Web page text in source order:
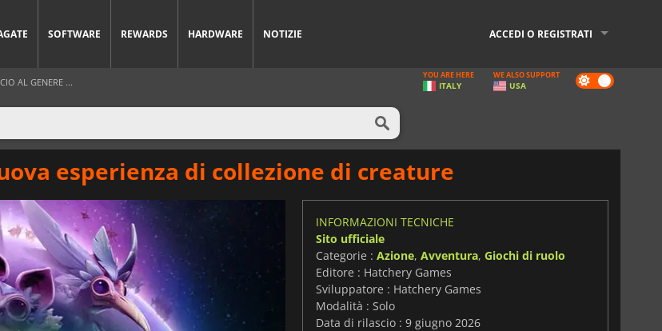
SOFTWARE REWARDS HARDWARE NOTIZIE ACCEDI O REGISTRATI
AL GENERE ... Dark
mode
YOU ARE HERE
ITALY
WE ALSO SUPPORT
USA
esperienza di collezione di creature
INFORMAZIONI TECNICHE
Sito ufficiale
Categorie : Azione, Avventura, Giochi di ruolo
Editore : Hatchery Games
Sviluppatore : Hatchery Games
Modalità : Solo
Data di rilascio : 9 giugno 2026